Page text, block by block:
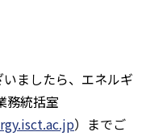
ましたら、エネルギ
務統括室
）までご